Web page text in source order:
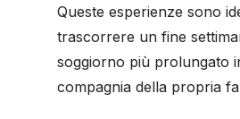
Queste esperienze sono
trascorrere un fine
soggiorno più prolungato
compagnia della propria